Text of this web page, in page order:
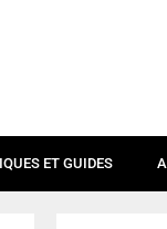
ET GUIDES